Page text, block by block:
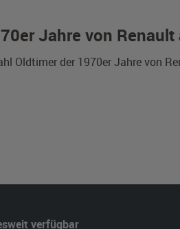
Jahre von
Oldtimer der 1970er Jahre von
verfügbar